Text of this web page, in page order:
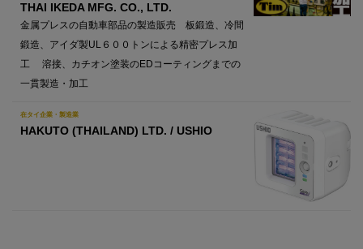
THAI IKEDA MFG. CO., LTD.
金属プレスの自動車部品の製造販売 板鍛造、冷間
鍛造、アイダ製UL６００トンによる精密プレス加
工 溶接、カチオン塗装のEDコーティングまでの
一貫製造・加工
在タイ企業・製造業
HAKUTO (THAILAND) LTD. / USHIO